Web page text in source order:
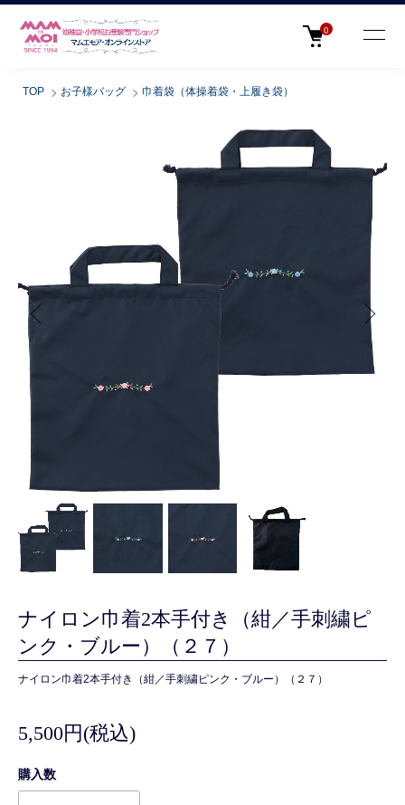
0
TOP お子様バッグ 巾着袋（体操着袋・上履き袋）
ナイロン巾着2本手付き（紺／手刺繍ピ
ンク・ブルー）（２７）
ナイロン巾着2本手付き（紺／手刺繍ピンク・ブルー）（２７）
5,500円(税込)
購入数